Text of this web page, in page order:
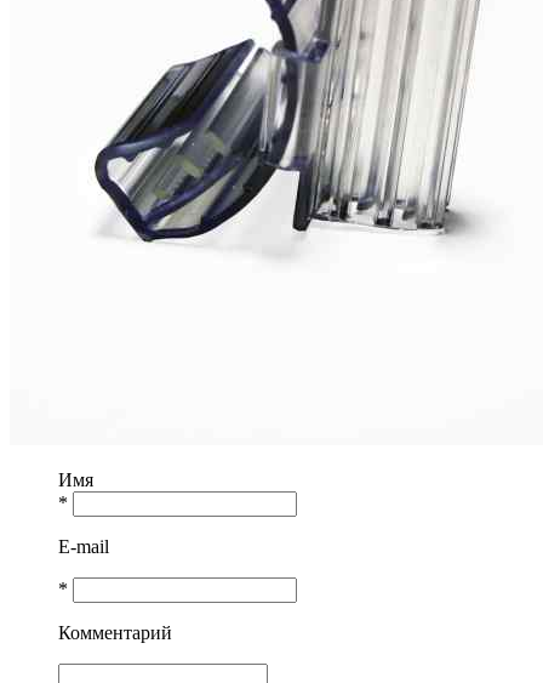
Имя
*
E-mail
*
Комментарий